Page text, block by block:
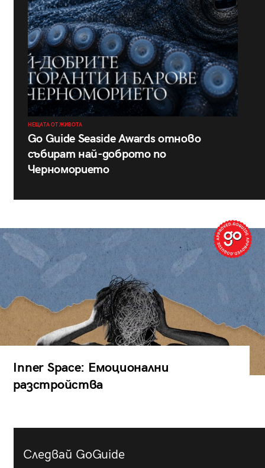
НЕЩАТА ОТ ЖИВОТА
Go Guide Seaside Awards отново
събират най-доброто по
Черноморието
Inner Space: Емоционални
разстройства
Следвай GoGuide